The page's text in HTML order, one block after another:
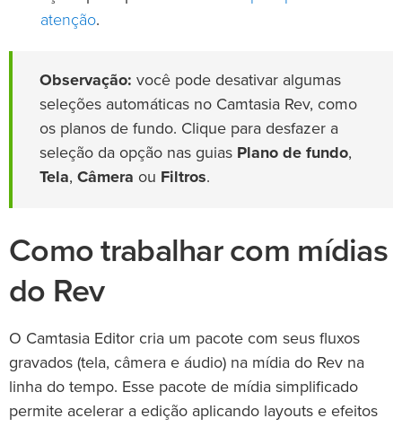
atenção.
Observação: você pode desativar algumas
seleções automáticas no Camtasia Rev, como
os planos de fundo. Clique para desfazer a
seleção da opção nas guias Plano de fundo,
Tela, Câmera ou Filtros.
Como trabalhar com mídias
do Rev
O Camtasia Editor cria um pacote com seus fluxos
gravados (tela, câmera e áudio) na mídia do Rev na
linha do tempo. Esse pacote de mídia simplificado
permite acelerar a edição aplicando layouts e efeitos